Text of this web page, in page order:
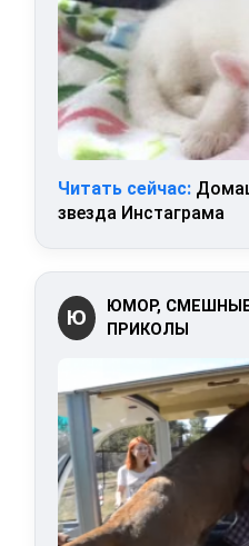
Читать сейчас:
звезда Инстаграма
Ю
ЮМОР,
ПРИКОЛЫ